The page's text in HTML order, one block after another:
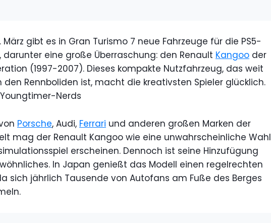
März gibt es in Gran Turismo 7 neue Fahrzeuge für die PS5-
darunter eine große Überraschung: den Renault Kangoo der
(1997-2007). Dieses kompakte Nutzfahrzeug, das weit
Rennboliden ist, macht die kreativsten Spieler glücklich.
Nerds
Porsche, Audi, Ferrari und anderen großen Marken der
mag der Renault Kangoo wie eine unwahrscheinliche Wahl
erscheinen. Dennoch ist seine Hinzufügung
In Japan genießt das Modell einen regelrechten
sich jährlich Tausende von Autofans am Fuße des Berges